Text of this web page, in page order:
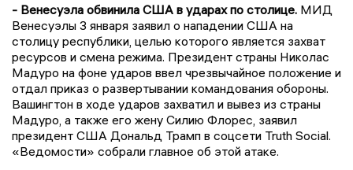
- Венесуэла обвинила США в ударах по столице. МИД
Венесуэлы 3 января заявил о нападении США на
столицу республики, целью которого является захват
ресурсов и смена режима. Президент страны Николас
Мадуро на фоне ударов ввел чрезвычайное положение и
отдал приказ о развертывании командования обороны.
Вашингтон в ходе ударов захватил и вывез из страны
Мадуро, а также его жену Силию Флорес, заявил
президент США Дональд Трамп в соцсети Truth Social.
«Ведомости» собрали главное об этой атаке.